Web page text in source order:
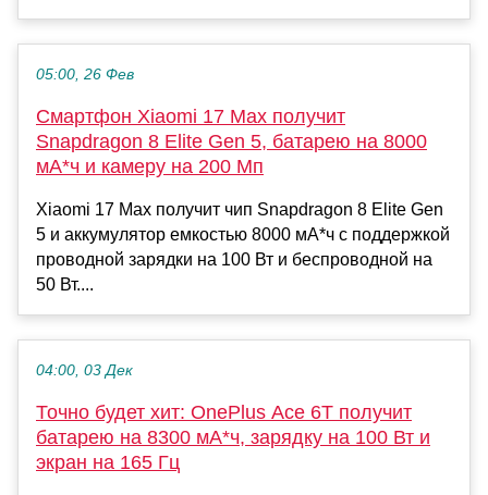
05:00, 26 Фев
Смартфон Xiaomi 17 Max получит
Snapdragon 8 Elite Gen 5, батарею на 8000
мА*ч и камеру на 200 Мп
Xiaomi 17 Max получит чип Snapdragon 8 Elite Gen
5 и аккумулятор емкостью 8000 мА*ч с поддержкой
проводной зарядки на 100 Вт и беспроводной на
50 Вт....
04:00, 03 Дек
Точно будет хит: OnePlus Ace 6T получит
батарею на 8300 мА*ч, зарядку на 100 Вт и
экран на 165 Гц